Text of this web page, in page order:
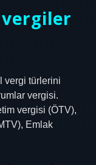
vergiler
vergi türlerini
vergisi.
vergisi (ÖTV),
Emlak